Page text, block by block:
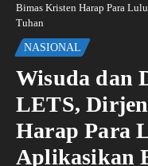
Bimas Kristen Harap Para
Tuhan
NASIONAL
Wisuda dan
LETS,
Harap Para
Aplikasikan